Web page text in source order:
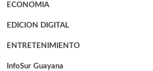
ECONOMIA
EDICION DIGITAL
ENTRETENIMIENTO
InfoSur Guayana